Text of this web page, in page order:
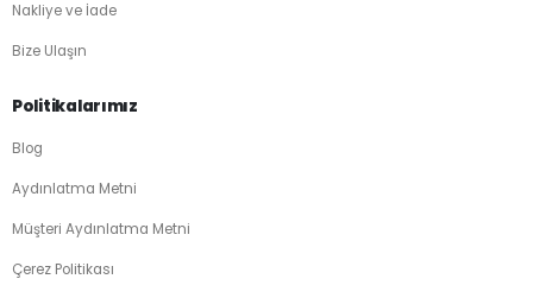
Nakliye ve İade
Bize Ulaşın
Politikalarımız
Blog
Aydınlatma Metni
Müşteri Aydınlatma Metni
Çerez Politikası